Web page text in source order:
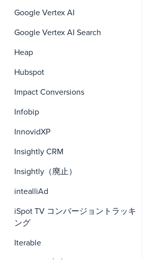
Google Vertex AI
Google Vertex AI Search
Heap
Hubspot
Impact Conversions
Infobip
InnovidXP
Insightly CRM
Insightly（廃止）
intealliAd
iSpot TV コンバージョントラッキ
ング
Iterable